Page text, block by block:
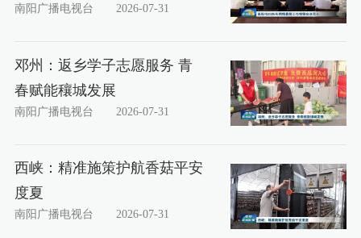
南阳广播电视台 2026-07-31
邓州：返乡学子志愿服务 青
春赋能穰城发展
南阳广播电视台 2026-07-31
西峡：精准施策护航香菇平安
度夏
南阳广播电视台 2026-07-31